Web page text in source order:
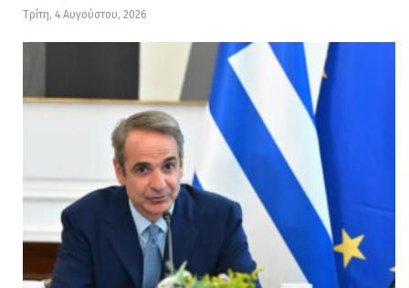
Τρίτη, 4 Αυγούστου, 2026